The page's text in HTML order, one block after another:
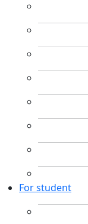
For student